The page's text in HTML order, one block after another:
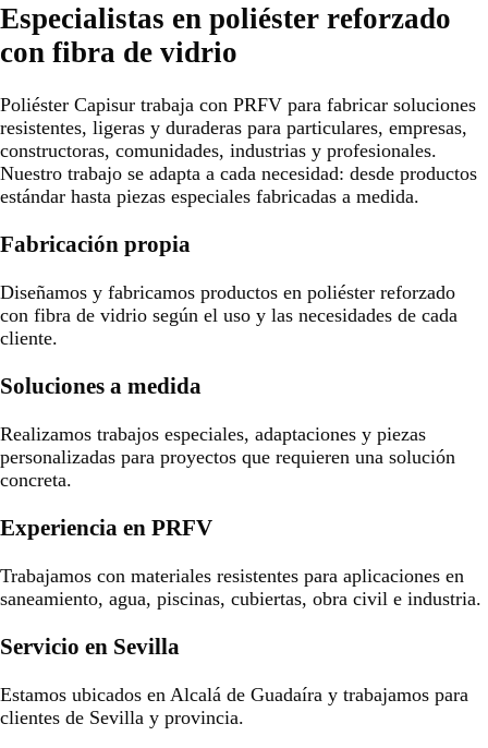
Especialistas en poliéster reforzado
con fibra de vidrio
Poliéster Capisur trabaja con PRFV para fabricar soluciones
resistentes, ligeras y duraderas para particulares, empresas,
constructoras, comunidades, industrias y profesionales.
Nuestro trabajo se adapta a cada necesidad: desde productos
estándar hasta piezas especiales fabricadas a medida.
Fabricación propia
Diseñamos y fabricamos productos en poliéster reforzado
con fibra de vidrio según el uso y las necesidades de cada
cliente.
Soluciones a medida
Realizamos trabajos especiales, adaptaciones y piezas
personalizadas para proyectos que requieren una solución
concreta.
Experiencia en PRFV
Trabajamos con materiales resistentes para aplicaciones en
saneamiento, agua, piscinas, cubiertas, obra civil e industria.
Servicio en Sevilla
Estamos ubicados en Alcalá de Guadaíra y trabajamos para
clientes de Sevilla y provincia.